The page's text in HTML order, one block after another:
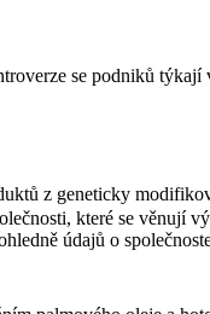
se podniků
z geneticky
které se věnují
údajů o